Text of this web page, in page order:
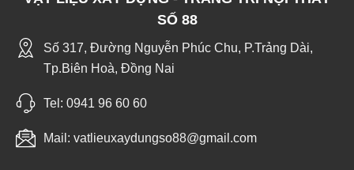
SỐ 88
Số 317, Đường Nguyễn Phúc Chu, P.Trảng Dài,
Tp.Biên Hoà, Đồng Nai
Tel: 0941 96 60 60
Mail: vatlieuxaydungso88@gmail.com